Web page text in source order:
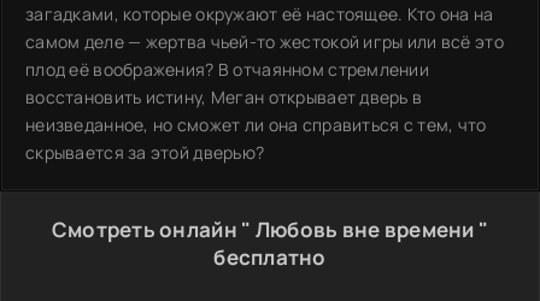
загадками, которые окружают её настоящее. Кто она на
самом деле — жертва чьей-то жестокой игры или всё это
плод её воображения? В отчаянном стремлении
восстановить истину, Меган открывает дверь в
неизведанное, но сможет ли она справиться с тем, что
скрывается за этой дверью?
Смотреть онлайн " Любовь вне времени "
бесплатно